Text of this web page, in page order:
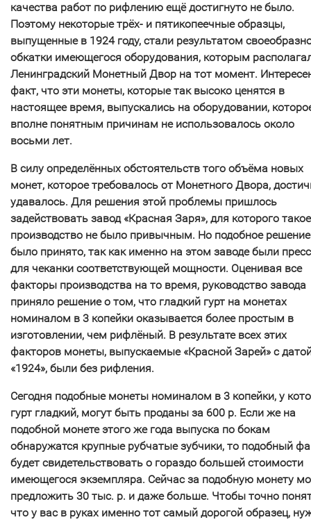
качества работ по рифлению ещё достигнуто не было.
Поэтому некоторые трёх- и пятикопеечные образцы,
выпущенные в 1924 году, стали результатом
обкатки имеющегося оборудования, которым
Ленинградский Монетный Двор на тот момент.
факт, что эти монеты, которые так высоко ценятся в
настоящее время, выпускались на оборудовании,
вполне понятным причинам не использовалось около
восьми лет.
В силу определённых обстоятельств того объёма новых
монет, которое требовалось от Монетного Двора,
удавалось. Для решения этой проблемы пришлось
задействовать завод «Красная Заря», для которого такое
производство не было привычным. Но подобное решение
было принято, так как именно на этом заводе были
для чеканки соответствующей мощности. Оценивая все
факторы производства на то время, руководство завода
приняло решение о том, что гладкий гурт на монетах
номиналом в 3 копейки оказывается более простым в
изготовлении, чем рифлёный. В результате всех этих
факторов монеты, выпускаемые «Красной Зарей» с
«1924», были без рифления.
Сегодня подобные монеты номиналом в 3 копейки, у
гурт гладкий, могут быть проданы за 600 р. Если же на
подобной монете этого же года выпуска по бокам
обнаружатся крупные рубчатые зубчики, то подобный
будет свидетельствовать о гораздо большей стоимости
имеющегося экземпляра. Сейчас за подобную монету
предложить 30 тыс. р. и даже больше. Чтобы точно
что у вас в руках именно тот самый дорогой образец,